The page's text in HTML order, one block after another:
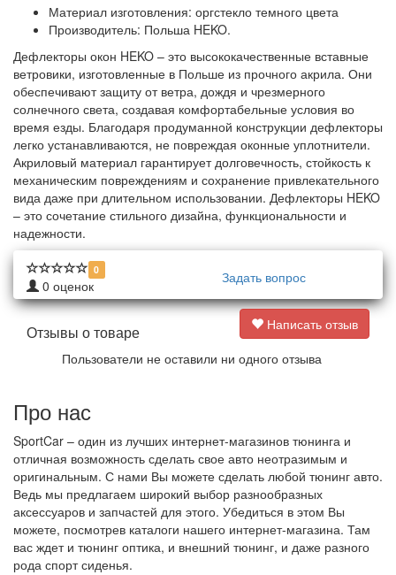
Материал изготовления: оргстекло темного цвета
Производитель: Польша HEKO.
Дефлекторы окон HEKO – это высококачественные вставные
ветровики, изготовленные в Польше из прочного акрила. Они
обеспечивают защиту от ветра, дождя и чрезмерного
солнечного света, создавая комфортабельные условия во
время езды. Благодаря продуманной конструкции дефлекторы
легко устанавливаются, не повреждая оконные уплотнители.
Акриловый материал гарантирует долговечность, стойкость к
механическим повреждениям и сохранение привлекательного
вида даже при длительном использовании. Дефлекторы HEKO
– это сочетание стильного дизайна, функциональности и
надежности.
0
0 оценок Задать вопрос
Отзывы о товаре
Написать отзыв
Пользователи не оставили ни одного отзыва
Про нас
SportCar – один из лучших интернет-магазинов тюнинга и
отличная возможность сделать свое авто неотразимым и
оригинальным. С нами Вы можете сделать любой тюнинг авто.
Ведь мы предлагаем широкий выбор разнообразных
аксессуаров и запчастей для этого. Убедиться в этом Вы
можете, посмотрев каталоги нашего интернет-магазина. Там
вас ждет и тюнинг оптика, и внешний тюнинг, и даже разного
рода спорт сиденья.